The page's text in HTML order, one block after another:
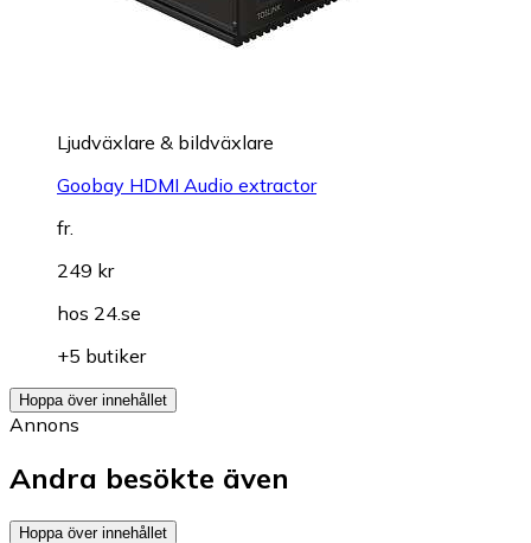
Ljudväxlare & bildväxlare
Goobay HDMI Audio extractor
fr.
249 kr
hos 24.se
+5 butiker
Hoppa över innehållet
Annons
Andra besökte även
Hoppa över innehållet